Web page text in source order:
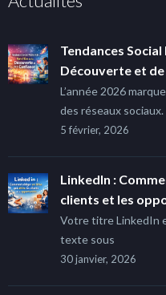
Tendances Social
Découverte et de
L’année 2026
des réseaux sociaux.
5 février, 2026
LinkedIn :
clients et les
Votre titre LinkedIn
texte sous
30 janvier, 2026